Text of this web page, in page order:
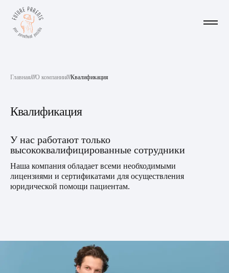
Главная///О компании///Квалификация
Квалификация
У нас работают только
высококвалифицированные сотрудники
Наша компания обладает всеми необходимыми
лицензиями и сертификатами для осуществления
юридической помощи пациентам.